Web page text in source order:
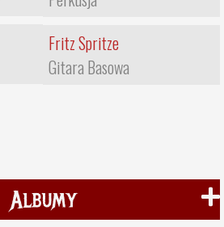
Fritz Spritze
Gitara Basowa
Albumy